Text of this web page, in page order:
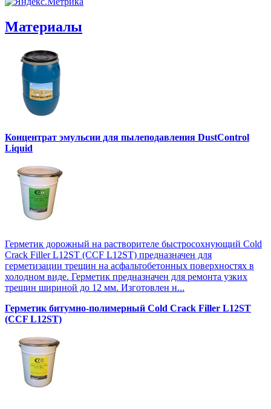
Материалы
Концентрат эмульсии для пылеподавления DustControl
Liquid
Герметик дорожный на растворителе быстросохнующий Cold
Crack Filler L12SТ (CCF L12SТ) предназначен для
герметизации трещин на асфальтобетонных поверхностях в
холодном виде. Герметик предназначен для ремонта узких
трещин шириной до 12 мм. Изготовлен н...
Герметик битумно-полимерный Cold Crack Filler L12SТ
(CCF L12SТ)